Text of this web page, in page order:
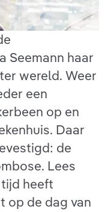
Seemann haar
wereld. Weer
een
op en
Daar
de
Lees
heeft
op de dag van